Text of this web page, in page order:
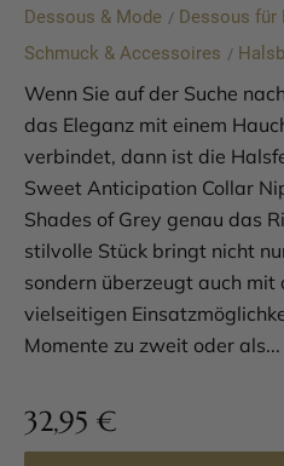
Dessous & Mode / Dessous für
Schmuck & Accessoires /
Wenn Sie auf der Suche
das Eleganz mit einem
verbindet, dann ist die
Sweet Anticipation Collar
Shades of Grey genau das
stilvolle Stück bringt nicht
sondern überzeugt auch
vielseitigen
Momente zu zweit oder als...
32,95 €